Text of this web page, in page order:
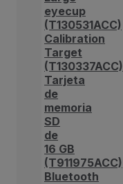
eyecup
(T130531ACC)
Calibration
Target
(T130337ACC)
Tarjeta
de
memoria
SD
de
16 GB
(T911975ACC)
Bluetooth